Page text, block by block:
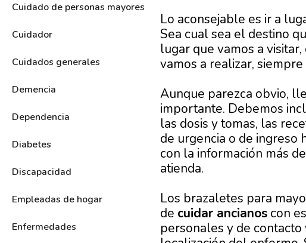
Cuidado de personas mayores
Cuidador
Cuidados generales
Demencia
Dependencia
Diabetes
Discapacidad
Empleadas de hogar
Enfermedades
Lo aconsejable es ir a
Sea cual sea el destino
lugar que vamos a
vamos a realizar,
Aunque parezca obvio,
importante. Debemos
las dosis y tomas, las
de urgencia o de ingreso
con la información más
atienda.
Los brazaletes para
de cuidar ancianoscon
personales y de